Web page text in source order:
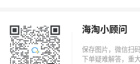
海淘小顾问